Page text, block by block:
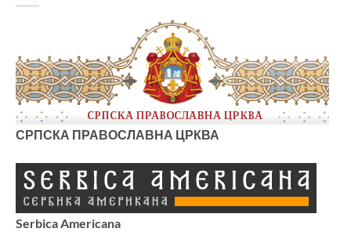
СРПСКА ПРАВОСЛАВНА ЦРКВА
Serbica Americana